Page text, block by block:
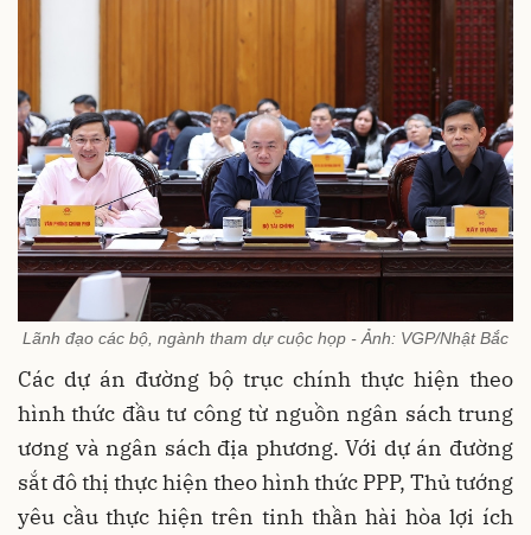
Lãnh đạo các bộ, ngành tham dự cuộc họp - Ảnh: VGP/Nhật Bắc
Các dự án đường bộ trục chính thực hiện theo
hình thức đầu tư công từ nguồn ngân sách trung
ương và ngân sách địa phương. Với dự án đường
sắt đô thị thực hiện theo hình thức PPP, Thủ tướng
yêu cầu thực hiện trên tinh thần hài hòa lợi ích